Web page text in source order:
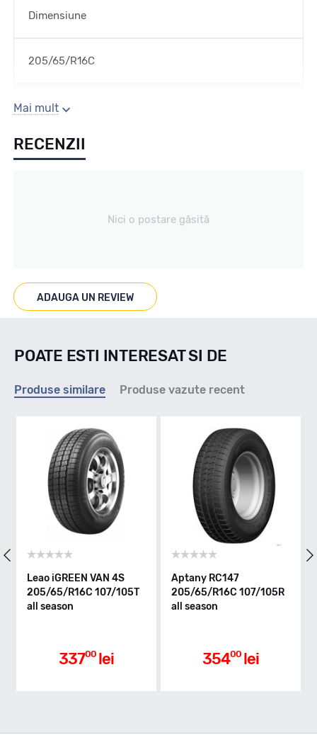
Dimensiune
205/65/R16C
Sezon
All season
Marcaje
Indice viteza
T - max 190km/h
Indice greutate
107/105
D
Aderenta pe carosabil ud
Mai mult
RECENZII
Nici o postare găsită
ADAUGA UN REVIEW
POATE ESTI INTERESAT SI DE
Produse similare Produse vazute recent
Leao iGREEN VAN 4S
205/65/R16C 107/105T
all season
33700 lei
Aptany RC147
205/65/R16C 107/105R
all season
35400 lei